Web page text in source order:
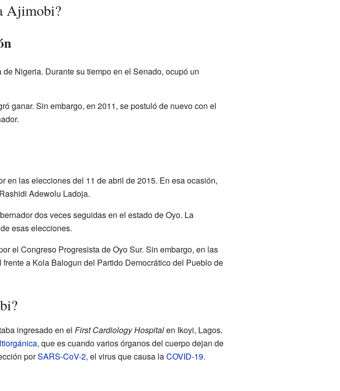
Ajimobi?
Nigeria. Durante su tiempo en el Senado, ocupó un
ganar. Sin embargo, en 2011, se postuló de nuevo con el
en las elecciones del 11 de abril de 2015. En esa ocasión,
Adewolu Ladoja.
dos veces seguidas en el estado de Oyo. La
esas elecciones.
el Congreso Progresista de Oyo Sur. Sin embargo, en las
a Kola Balogun del Partido Democrático del Pueblo de
ingresado en el First Cardiology Hospitalen Ikoyi, Lagos.
, que es cuando varios órganos del cuerpo dejan de
porSARS-CoV-2, el virus que causa laCOVID-19.